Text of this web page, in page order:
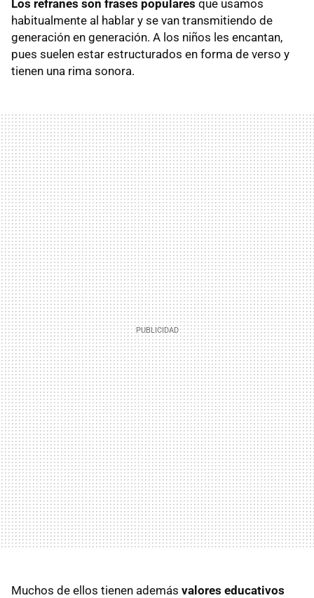
Los refranes son frases populares que usamos
habitualmente al hablar y se van transmitiendo de
generación en generación. A los niños les encantan,
pues suelen estar estructurados en forma de verso y
tienen una rima sonora.
Muchos de ellos tienen además valores educativos